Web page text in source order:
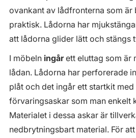
ovankant av lådfronterna som är
praktisk. Lådorna har
att lådorna glider lätt och stängs
I möbeln ingårett eluttag som är
lådan. Lådorna har perforerade
plåt och det ingår ett startkit
förvaringsaskar som man enkelt
Materialet i dessa askar är
nedbrytningsbart material. För